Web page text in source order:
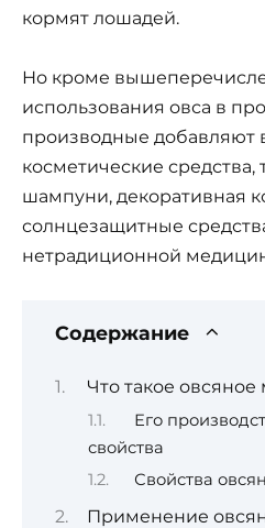
кормят лошадей.
Но кроме
использования овса в
производные добавляют
косметические средства,
шампуни, декоративная
солнцезащитные
нетрадиционной
Содержание
Что такое овсяное
Его
свойства
Свойства
Применение